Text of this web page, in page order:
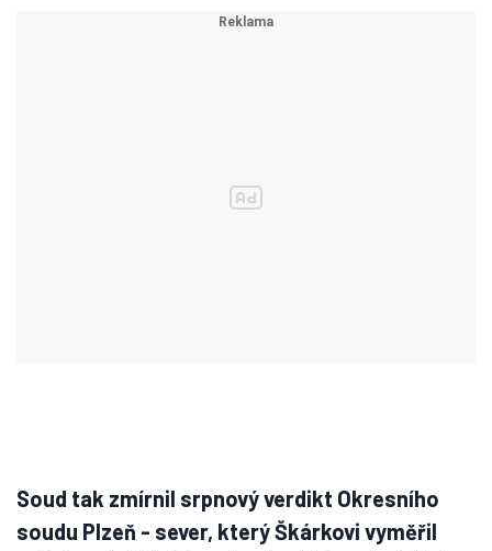
Soud tak zmírnil srpnový verdikt Okresního
soudu Plzeň - sever, který Škárkovi vyměřil